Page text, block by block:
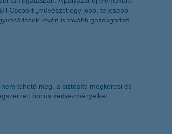
Csoport „művészet egy jobb, teljesebb
révén is tovább gazdagodott.
tehető meg, a biztosító megkeresi és
bonus kedvezményeiket.